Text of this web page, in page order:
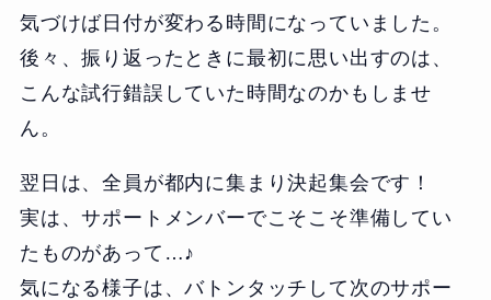
気づけば日付が変わる時間になっていました。
後々、振り返ったときに最初に思い出すのは、
こんな試行錯誤していた時間なのかもしませ
ん。
翌日は、全員が都内に集まり決起集会です！
実は、サポートメンバーでこそこそ準備してい
たものがあって…♪
気になる様子は、バトンタッチして次のサポー